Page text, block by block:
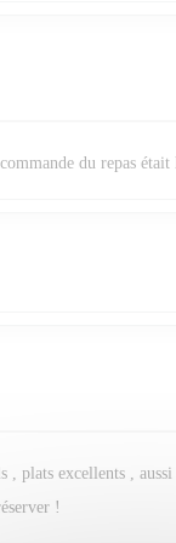
du repas
, plats excellents ,
!